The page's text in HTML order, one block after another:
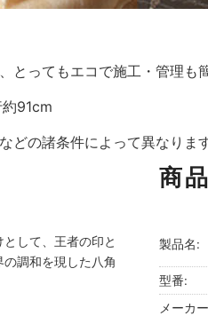
とってもエコで施工・管理も
91cm
どの諸条件によって異なりま
して、王者の印と
調和を現した八角
商
製品名:
型番:
メーカ